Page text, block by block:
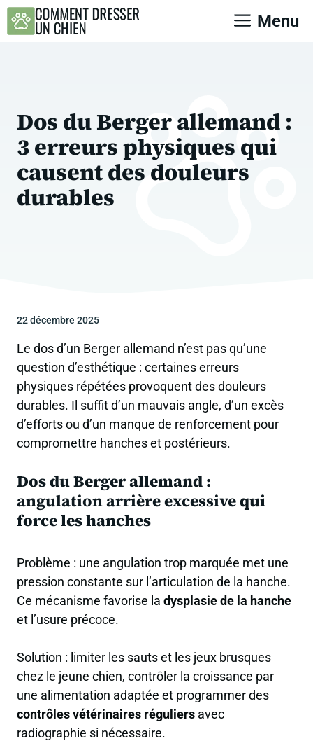
Aller
Menu
Dos du Berger allemand :
3 erreurs physiques qui
causent des douleurs
durables
22 décembre 2025
Le dos d’un Berger allemand n’est pas qu’une
question d’esthétique : certaines erreurs
physiques répétées provoquent des douleurs
durables. Il suffit d’un mauvais angle, d’un excès
d’efforts ou d’un manque de renforcement pour
compromettre hanches et postérieurs.
Dos du Berger allemand :
angulation arrière excessivequi
force les hanches
Problème : une angulation trop marquée met une
pression constante sur l’articulation de la hanche.
Ce mécanisme favorise la dysplasie de la hanche
et l’usure précoce.
Solution : limiter les sauts et les jeux brusques
chez le jeune chien, contrôler la croissance par
une alimentation adaptée et programmer des
contrôles vétérinaires réguliers avec
radiographie si nécessaire.